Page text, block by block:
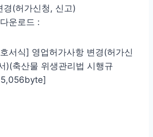
경(허가신청, 신고)
운로드 :
서식] 영업허가사항 변경(허가신
)(축산물 위생관리법 시행규